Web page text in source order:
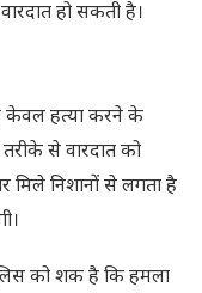
हो सकती है।
केवल हत्या करने के
से वारदात को
मिले निशानों से लगता है
को शक है कि हमला